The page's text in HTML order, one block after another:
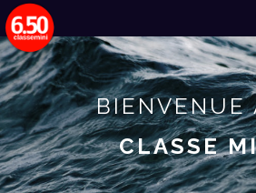
BIENVENUE
CLASSE